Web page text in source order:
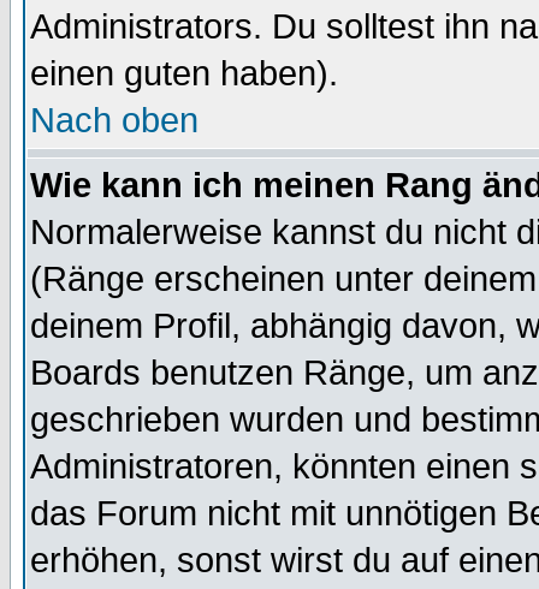
Administrators. Du solltest ihn
einen guten haben).
Nach oben
Wie kann ich meinen Rang
Normalerweise kannst du nicht
(Ränge erscheinen unter
deinem Profil, abhängig davon,
Boards benutzen Ränge, um
geschrieben wurden und
Administratoren, könnten einen
das Forum nicht mit unnötigen
erhöhen, sonst wirst du auf